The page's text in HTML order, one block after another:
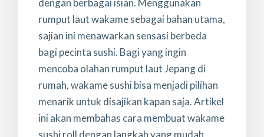
dengan berbagai isian. Menggunakan
rumput laut wakame sebagai bahan utama,
sajian ini menawarkan sensasi berbeda
bagi pecinta sushi. Bagi yang ingin
mencoba olahan rumput laut Jepang di
rumah, wakame sushi bisa menjadi pilihan
menarik untuk disajikan kapan saja. Artikel
ini akan membahas cara membuat wakame
sushi roll dengan langkah yang mudah